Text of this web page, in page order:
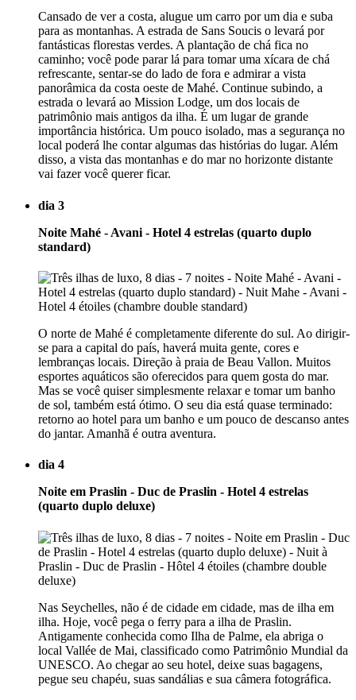
Cansado de ver a costa, alugue um carro por um dia e suba
para as montanhas. A estrada de Sans Soucis o levará por
fantásticas florestas verdes. A plantação de chá fica no
caminho; você pode parar lá para tomar uma xícara de chá
refrescante, sentar-se do lado de fora e admirar a vista
panorâmica da costa oeste de Mahé. Continue subindo, a
estrada o levará ao Mission Lodge, um dos locais de
patrimônio mais antigos da ilha. É um lugar de grande
importância histórica. Um pouco isolado, mas a segurança no
local poderá lhe contar algumas das histórias do lugar. Além
disso, a vista das montanhas e do mar no horizonte distante
vai fazer você querer ficar.
dia 3
Noite Mahé - Avani - Hotel 4 estrelas (quarto duplo
standard)
O norte de Mahé é completamente diferente do sul. Ao dirigir-
se para a capital do país, haverá muita gente, cores e
lembranças locais. Direção à praia de Beau Vallon. Muitos
esportes aquáticos são oferecidos para quem gosta do mar.
Mas se você quiser simplesmente relaxar e tomar um banho
de sol, também está ótimo. O seu dia está quase terminado:
retorno ao hotel para um banho e um pouco de descanso antes
do jantar. Amanhã é outra aventura.
dia 4
Noite em Praslin - Duc de Praslin - Hotel 4 estrelas
(quarto duplo deluxe)
Nas Seychelles, não é de cidade em cidade, mas de ilha em
ilha. Hoje, você pega o ferry para a ilha de Praslin.
Antigamente conhecida como Ilha de Palme, ela abriga o
local Vallée de Mai, classificado como Patrimônio Mundial da
UNESCO. Ao chegar ao seu hotel, deixe suas bagagens,
pegue seu chapéu, suas sandálias e sua câmera fotográfica.